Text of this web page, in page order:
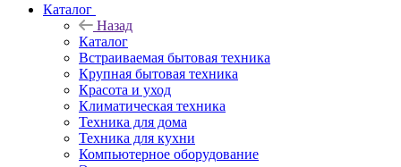
Каталог
Назад
Каталог
Встраиваемая бытовая техника
Крупная бытовая техника
Красота и уход
Климатическая техника
Техника для дома
Техника для кухни
Компьютерное оборудование